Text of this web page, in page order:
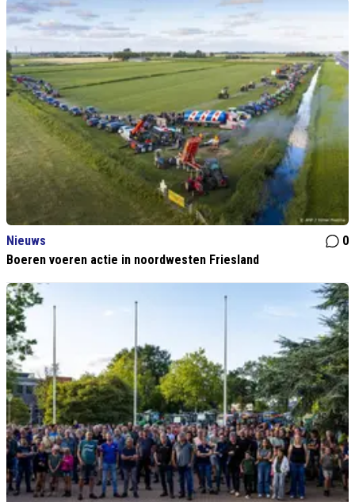
Nieuws
0
Boeren voeren actie in noordwesten Friesland